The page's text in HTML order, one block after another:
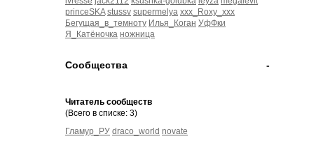
princeSKA stussv supermelya xxx_Roxy_xxx
Бегущая_в_темноту Илья_Коган УфФки
Я_Катёночка ножница
-
Сообщества
Читатель сообществ
(Всего в списке: 3)
Гламур_РУ draco_world novate